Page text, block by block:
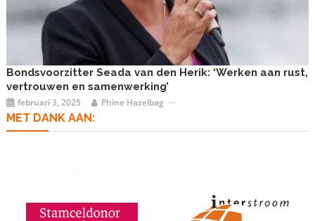
Bondsvoorzitter Seada van den Herik: ‘Werken aan rust,
vertrouwen en samenwerking’
februari 3, 2025 Phine Hazelbag
MET DANK AAN: